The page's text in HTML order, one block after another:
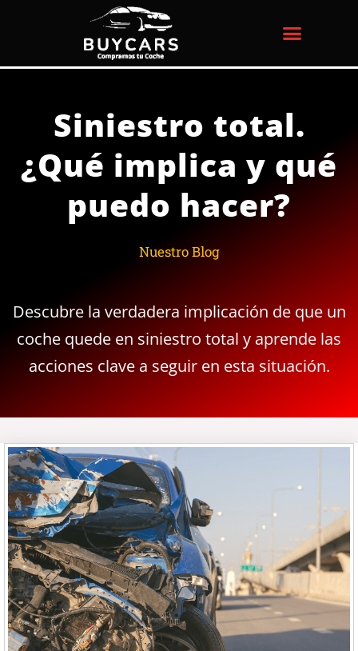
Siniestro total.
¿Qué implica y qué
puedo hacer?
Nuestro Blog
Descubre la verdadera implicación de que un
coche quede en siniestro total y aprende las
acciones clave a seguir en esta situación.